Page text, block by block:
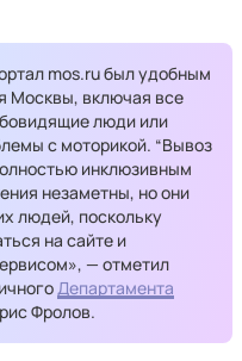
mos.ru был удобным
Москвы, включая все
люди или
с моторикой. “Вывоз
инклюзивным
незаметны, но они
людей, поскольку
на сайте и
— отметил
Департамента
Фролов.